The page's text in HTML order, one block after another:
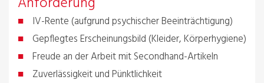
IV-Rente (aufgrund psychischer Beeinträchtigung)
Gepflegtes Erscheinungsbild (Kleider, Körperhygiene)
Freude an der Arbeit mit Secondhand-Artikeln
Zuverlässigkeit und Pünktlichkeit